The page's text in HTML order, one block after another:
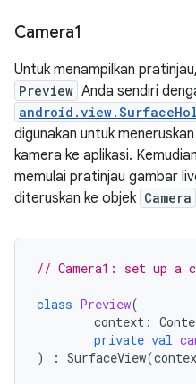
Camera1
Untuk menampilkan
Preview Anda sendiri
digunakan untuk
kamera ke aplikasi.
memulai pratinjau gambar
diteruskan ke objek Camera
// Camera1: set up a
class Preview(
context :
private val
)
: SurfaceView(